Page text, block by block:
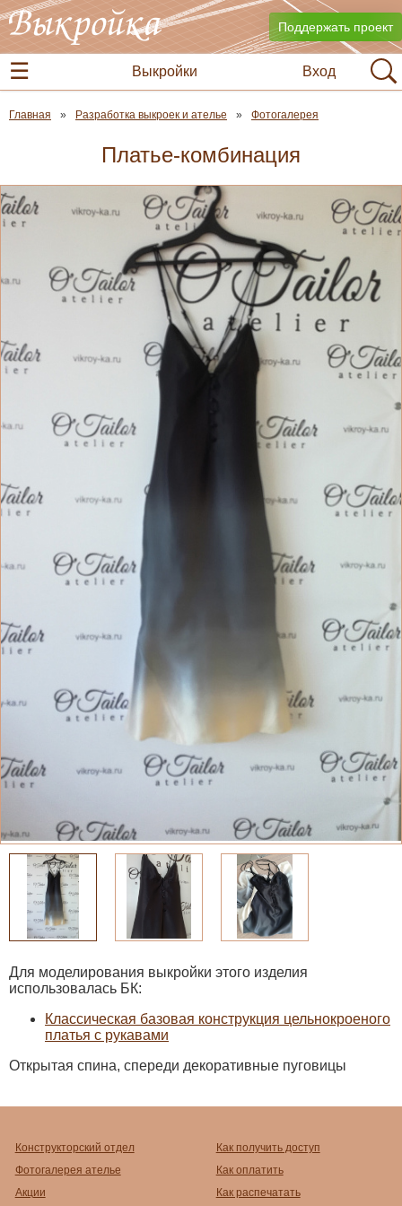
Поддержать проект
Вход
Выкройки
Главная Разработка выкроек и ателье Фотогалерея
Платье-комбинация
Для моделирования выкройки этого изделия
использовалась БК:
Классическая базовая конструкция цельнокроеного
платья с рукавами
Открытая спина, спереди декоративные пуговицы
Конструкторский отдел
Фотогалерея ателье
Акции
Как получить доступ
Как оплатить
Как распечатать